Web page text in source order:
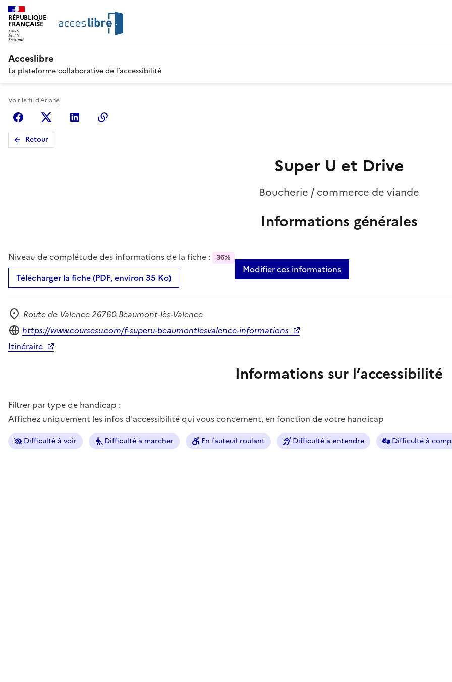
RÉPUBLIQUE
FRANÇAISE
Acceslibre
La plateforme collaborative de l’accessibilité
Voir le fil d'Ariane
FacebookX (anciennement Twitter)
Linkedin
Retour
Super U et Drive
Boucherie / commerce de viande
Informations générales
Niveau de complétude des informations de la fiche : 36%
Télécharger la fiche (PDF, environ 35 Ko)
Modifier ces informations
Adresse
Route de Valence 26760 Beaumont-lès-Valence
Site internet
https://www.coursesu.com/f-superu-beaumontlesvalence-informations
Itinéraire
Informations sur l’accessibilité
Filtrer par type de handicap :
Affichez uniquement les infos d'accessibilité qui vous concernent, en fonction de votre handicap
Difficulté à voir Difficulté à marcher En fauteuil roulant Difficulté à entendre Difficulté à